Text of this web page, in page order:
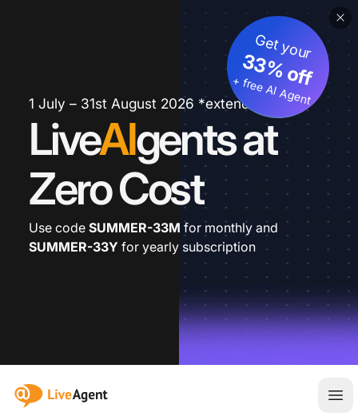
1 July – 31st August 2026 *extended
LiveAIgents at
Zero Cost
Get your
33% off
+ free AI Agent
Use code SUMMER-33M for monthly and
SUMMER-33Y for yearly subscription
:site.title